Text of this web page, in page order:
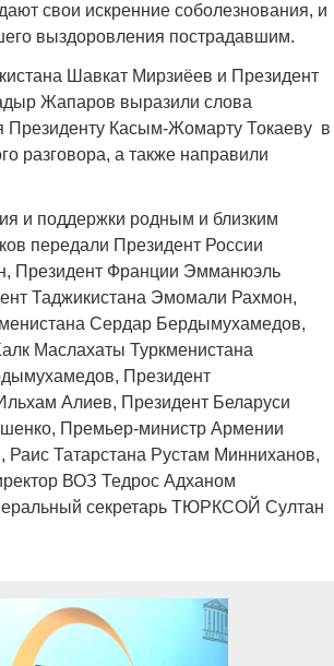
свои искренние соболезнования, и
выздоровления пострадавшим.
Шавкат Мирзиёев и Президент
Жапаров выразили слова
Президенту Касым-Жомарту Токаеву в
разговора, а также направили
и поддержки родным и близким
передали Президент России
Президент Франции Эмманюэль
Таджикистана Эмомали Рахмон,
Сердар Бердымухамедов,
Маслахаты Туркменистана
Президент
Алиев, Президент Беларуси
Премьер-министр Армении
Татарстана Рустам Минниханов,
ВОЗ Тедрос Адханом
секретарь ТЮРКСОЙ Султан